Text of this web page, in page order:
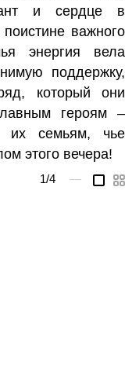
и сердце в
важного
энергия вела
поддержку,
который они
героям –
их семьям, чье
этого вечера!
1/4 —